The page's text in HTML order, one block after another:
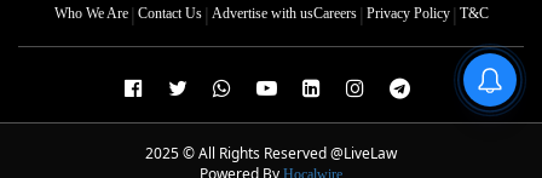
Who We Are| Contact Us| Advertise with usCareers| Privacy Policy| T&C
2025 © All Rights Reserved @LiveLaw
Powered By Hocalwire